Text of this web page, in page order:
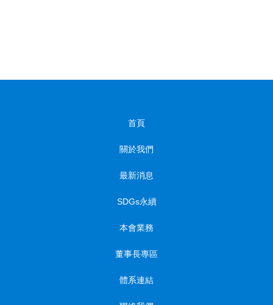
首頁
關於我們
最新消息
SDGs永續
本會業務
董事長專區
體系連結